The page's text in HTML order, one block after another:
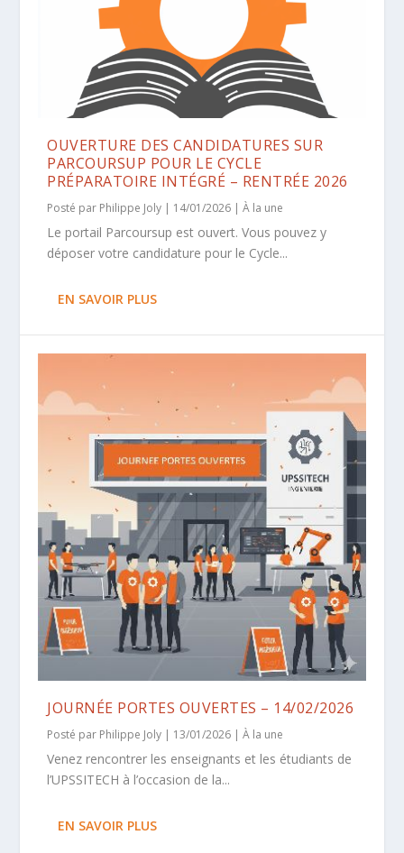
OUVERTURE DES CANDIDATURES SUR
PARCOURSUP POUR LE CYCLE
PRÉPARATOIRE INTÉGRÉ – RENTRÉE 2026
Posté par Philippe Joly | 14/01/2026 |À la une
Le portail Parcoursup est ouvert. Vous pouvez y
déposer votre candidature pour le Cycle...
EN SAVOIR PLUS
JOURNÉE PORTES OUVERTES – 14/02/2026
Posté par Philippe Joly 13/01/2026 |À la une
Venez rencontrer les enseignants et les étudiants de
l’UPSSITECH à l’occasion de la...
EN SAVOIR PLUS